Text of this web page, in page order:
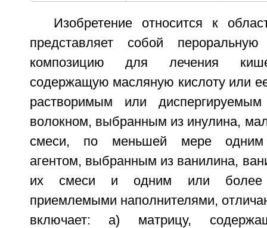
Изобретение относится к
представляет собой пероральную
композицию для лечения
содержащую масляную кислоту или
растворимым или
волокном, выбранным из инулина,
смеси, по меньшей мере одним
агентом, выбранным из ванилина,
их смеси и одним или более
приемлемыми наполнителями,
включает: a) матрицу,